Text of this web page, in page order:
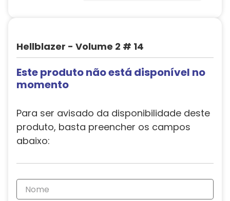
Hellblazer - Volume 2 # 14
Este produto não está disponível no
momento
Para ser avisado da disponibilidade deste
produto, basta preencher os campos
abaixo: